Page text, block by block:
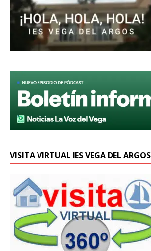
VISITA VIRTUAL IES VEGA DEL ARGOS